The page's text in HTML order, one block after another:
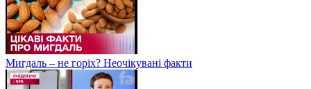
Мигдаль – не горіх? Неочікувані факти